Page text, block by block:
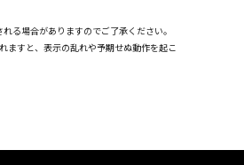
る場合がありますのでご了承ください。
ますと、表示の乱れや予期せぬ動作を起こ